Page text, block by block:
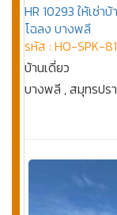
HR 10293 ให้เช่า
โฉลง บางพลี
รหัส : HO-SPK-
บ้านเดี่ยว
บางพลี , สมุทรปร